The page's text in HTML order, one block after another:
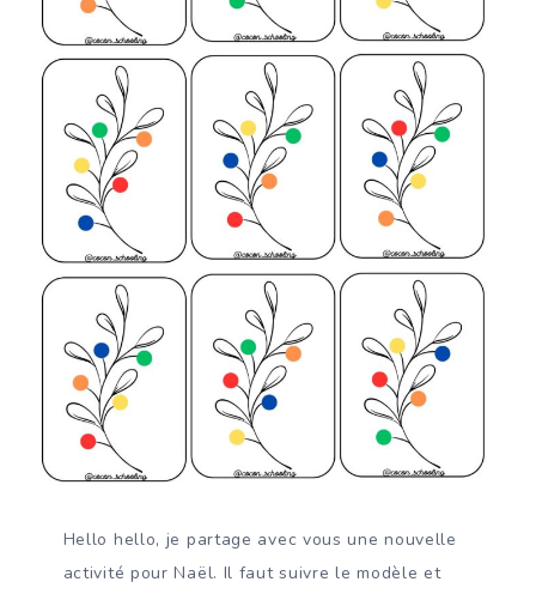
Hello hello, je partage avec vous une nouvelle
activité pour Naël. Il faut suivre le modèle et